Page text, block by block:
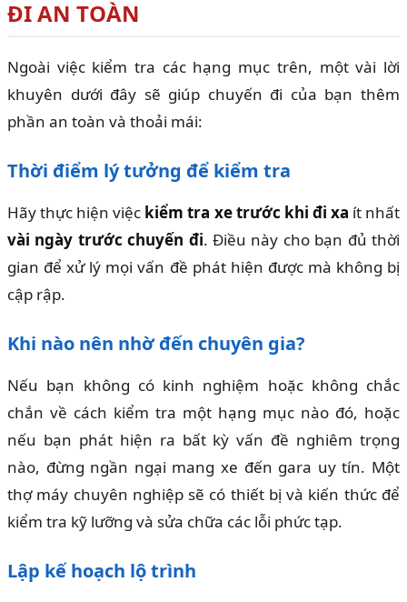
ĐI AN TOÀN
Ngoài việc kiểm tra các hạng mục trên, một vài lời
khuyên dưới đây sẽ giúp chuyến đi của bạn thêm
phần an toàn và thoải mái:
Thời điểm lý tưởng để kiểm tra
Hãy thực hiện việc kiểm tra xe trước khi đi xa ít nhất
vài ngày trước chuyến đi. Điều này cho bạn đủ thời
gian để xử lý mọi vấn đề phát hiện được mà không bị
cập rập.
Khi nào nên nhờ đến chuyên gia?
Nếu bạn không có kinh nghiệm hoặc không chắc
chắn về cách kiểm tra một hạng mục nào đó, hoặc
nếu bạn phát hiện ra bất kỳ vấn đề nghiêm trọng
nào, đừng ngần ngại mang xe đến gara uy tín. Một
thợ máy chuyên nghiệp sẽ có thiết bị và kiến thức để
kiểm tra kỹ lưỡng và sửa chữa các lỗi phức tạp.
Lập kế hoạch lộ trình